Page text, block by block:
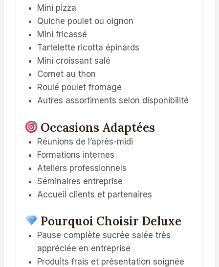
Mini pizza
Quiche poulet ou oignon
Mini fricassé
Tartelette ricotta épinards
Mini croissant salé
Cornet au thon
Roulé poulet fromage
Autres assortiments selon disponibilité
Occasions Adaptées
Réunions de l’après-midi
Formations internes
Ateliers professionnels
Séminaires entreprise
Accueil clients et partenaires
Pourquoi Choisir Deluxe
Pause complète sucrée salée très
appréciée en entreprise
Produits frais et présentation soignée